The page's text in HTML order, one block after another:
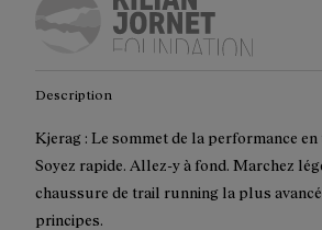
Description
Kjerag : Le sommet de la performance
Soyez rapide. Allez-y à fond. Marchez
chaussure de trail running la plus
principes.